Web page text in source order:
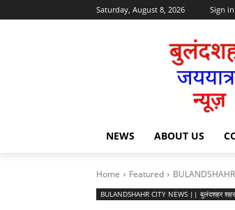
Saturday, August 8, 2026 Sign
NEWS ABOUT US
Home Featured
BULANDSHAHR CITY NEWS || बुलंदशहर